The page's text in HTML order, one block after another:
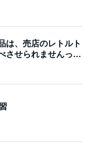
は、売店のレトルト
させられませんっ